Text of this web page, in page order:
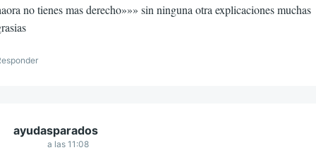
no tienes mas derecho»»» sin ninguna otra explicaciones muchas
ayudasparados
a las 11:08